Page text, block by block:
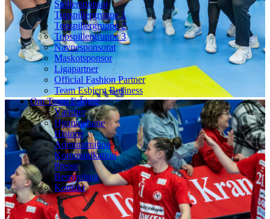
Spillersponsor
Topspillergruppe 1
Topspillergruppe 2
Topspillergruppe 3
Navnesponsorat
Maskotsponsor
Ligapartner
Official Fashion Partner
Team Esbjerg Business
Om Team Esbjerg
Værdier
Hjemmebane
Historie
Administration
Kommunikation
Presse
Bestyrelsen
Kontakt